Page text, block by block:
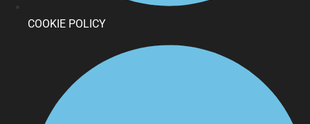
COOKIE POLICY